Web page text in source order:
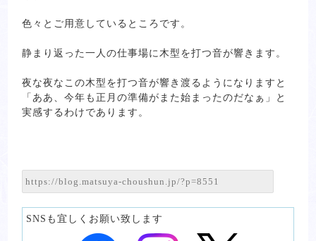
色々とご用意しているところです。
静まり返った一人の仕事場に木型を打つ音が響きます。
夜な夜なこの木型を打つ音が響き渡るようになりますと
「ああ、今年も正月の準備がまた始まったのだなぁ」と
実感するわけであります。
SNSも宜しくお願い致します